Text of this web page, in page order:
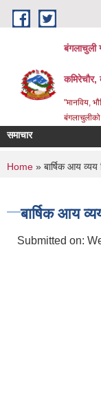
Skip to main content
बंगलाचुली
कमिरेचौर,
"मानविय,
बंगलाचुलीको
समाचार
You are
Home » बार्षिक आय व्यय
बार्षिक आय
Submitted on: